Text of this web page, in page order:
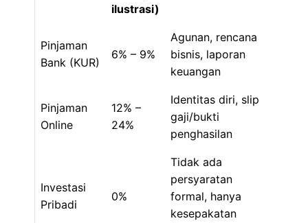
ilustrasi)
Pinjaman
Bank (KUR)
6% – 9%
Agunan, rencana
bisnis, laporan
keuangan
Pinjaman
Online
12% –
24%
Identitas diri, slip
gaji/bukti
penghasilan
Investasi
Pribadi
0%
Tidak ada
persyaratan
formal, hanya
kesepakatan